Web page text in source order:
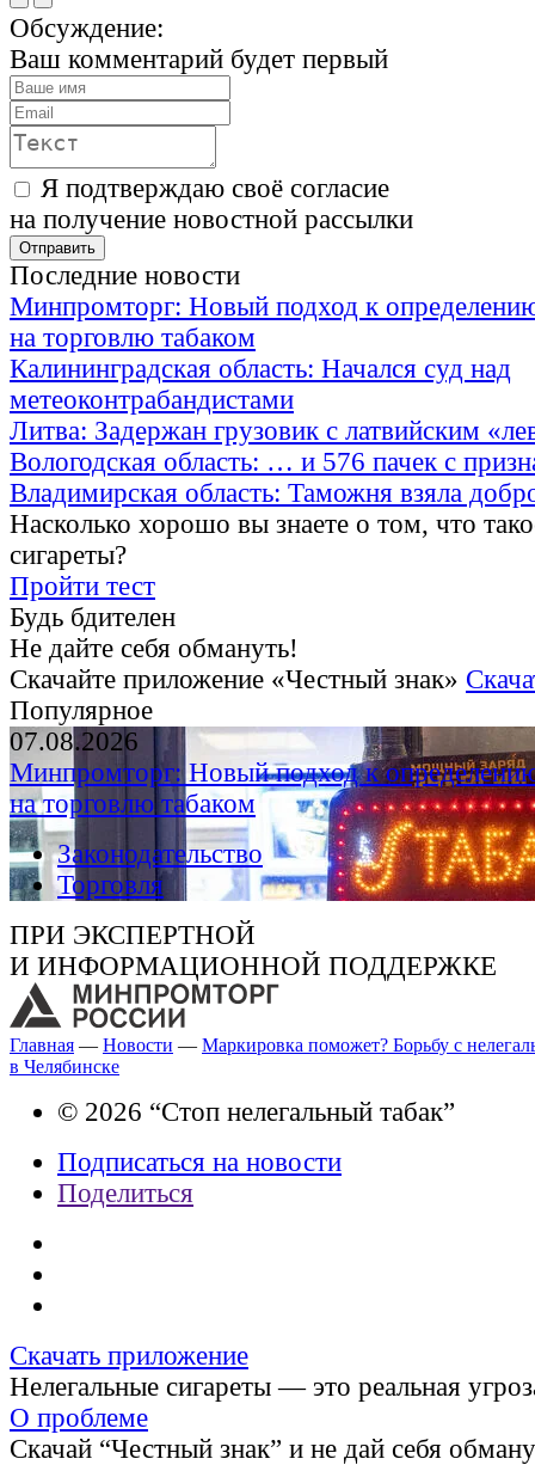
Обсуждение:
Ваш комментарий будет первый
Я подтверждаю своё согласие
на получение новостной рассылки
Последние новости
Минпромторг: Новый подход к
на торговлю табаком
Калининградская область: Начался суд над
метеоконтрабандистами
Литва: Задержан грузовик с латвийским
Вологодская область: … и 576 пачек с
Владимирская область: Таможня взяла
Насколько хорошо вы знаете о том, что
сигареты?
Пройти тест
Будь бдителен
Не дайте себя обмануть!
Скачайте приложение «Честный знак»
Популярное
07.08.2026
Минпромторг: Новый подход к
на торговлю табаком
Законодательство
Торговля
ПРИ ЭКСПЕРТНОЙ
И ИНФОРМАЦИОННОЙ ПОДДЕРЖКЕ
Главная — Новости — Маркировка поможет? Борьбу с
в Челябинске
© 2026 “Стоп нелегальный табак”
Подписаться на новости
Поделиться
Скачать приложение
Нелегальные сигареты — это реальная
О проблеме
Скачай “Честный знак” и не дай себя